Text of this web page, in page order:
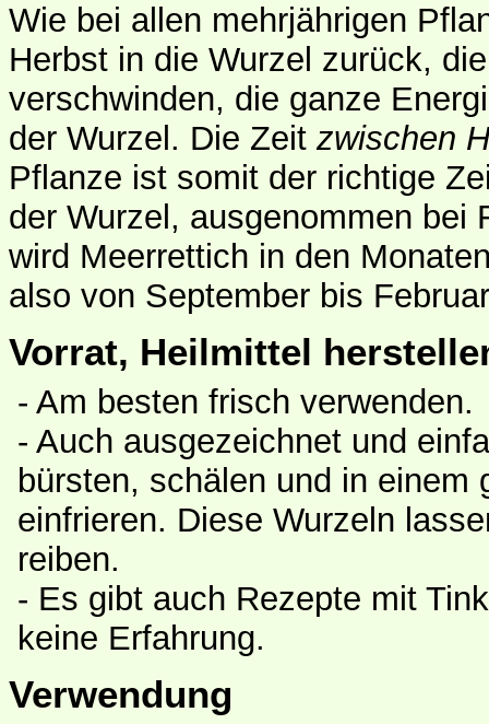
Wie bei allen mehrjährigen
Herbst in die Wurzel zurück,
verschwinden, die ganze
der Wurzel. Die Zeitzwischen
Pflanze ist somit der richtige
der Wurzel, ausgenommen bei
wird Meerrettich in den
also von September bis
Vorrat, Heilmittel
- Am besten frisch verwenden.
- Auch ausgezeichnet und
bürsten, schälen und in
einfrieren. Diese Wurzeln
reiben.
- Es gibt auch Rezepte mit
keine Erfahrung.
Verwendung